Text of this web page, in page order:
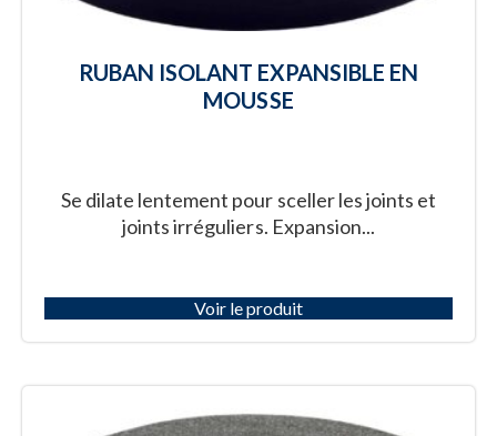
RUBAN ISOLANT EXPANSIBLE EN
MOUSSE
Se dilate lentement pour sceller les joints et
joints irréguliers. Expansion...
Voir le produit